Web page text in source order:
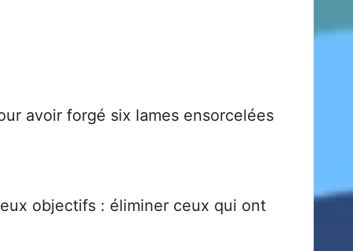
avoir forgé six lames ensorcelées
objectifs : éliminer ceux qui ont